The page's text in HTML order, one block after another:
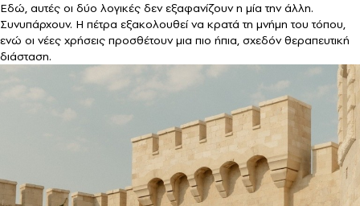
Εδώ, αυτές οι δύο λογικές δεν εξαφανίζουν η μία την άλλη.
Συνυπάρχουν. Η πέτρα εξακολουθεί να κρατά τη μνήμη του τόπου,
ενώ οι νέες χρήσεις προσθέτουν μια πιο ήπια, σχεδόν θεραπευτική
διάσταση.